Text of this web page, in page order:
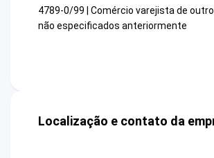
4789-0/99 | Comércio varejista de
não especificados anteriormente
Localização e contato da